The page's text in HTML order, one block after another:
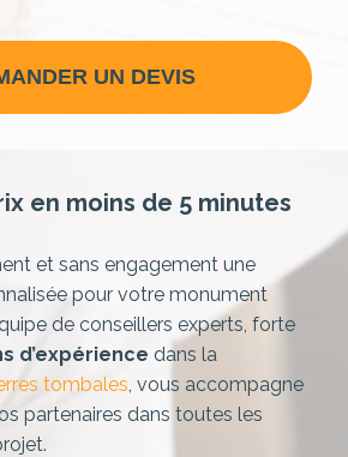
UN DEVIS
en moins de 5 minutes
et sans engagement une
pour votre monument
de conseillers experts, forte
d’expérience dans la
tombales, vous accompagne
partenaires dans toutes les